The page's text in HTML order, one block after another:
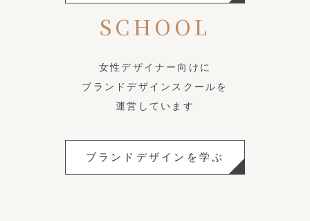
SCHOOL
女性デザイナー向けに
ブランドデザインスクールを
運営しています
ブランドデザインを学ぶ